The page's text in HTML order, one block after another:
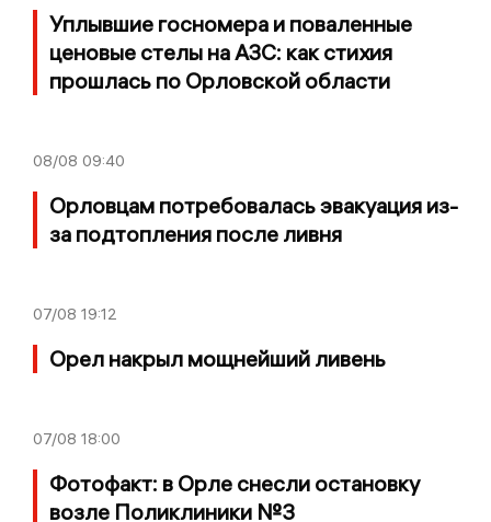
Уплывшие госномера и поваленные
ценовые стелы на АЗС: как стихия
прошлась по Орловской области
08/08 09:40
Орловцам потребовалась эвакуация из-
за подтопления после ливня
07/08 19:12
Орел накрыл мощнейший ливень
07/08 18:00
Фотофакт: в Орле снесли остановку
возле Поликлиники №3